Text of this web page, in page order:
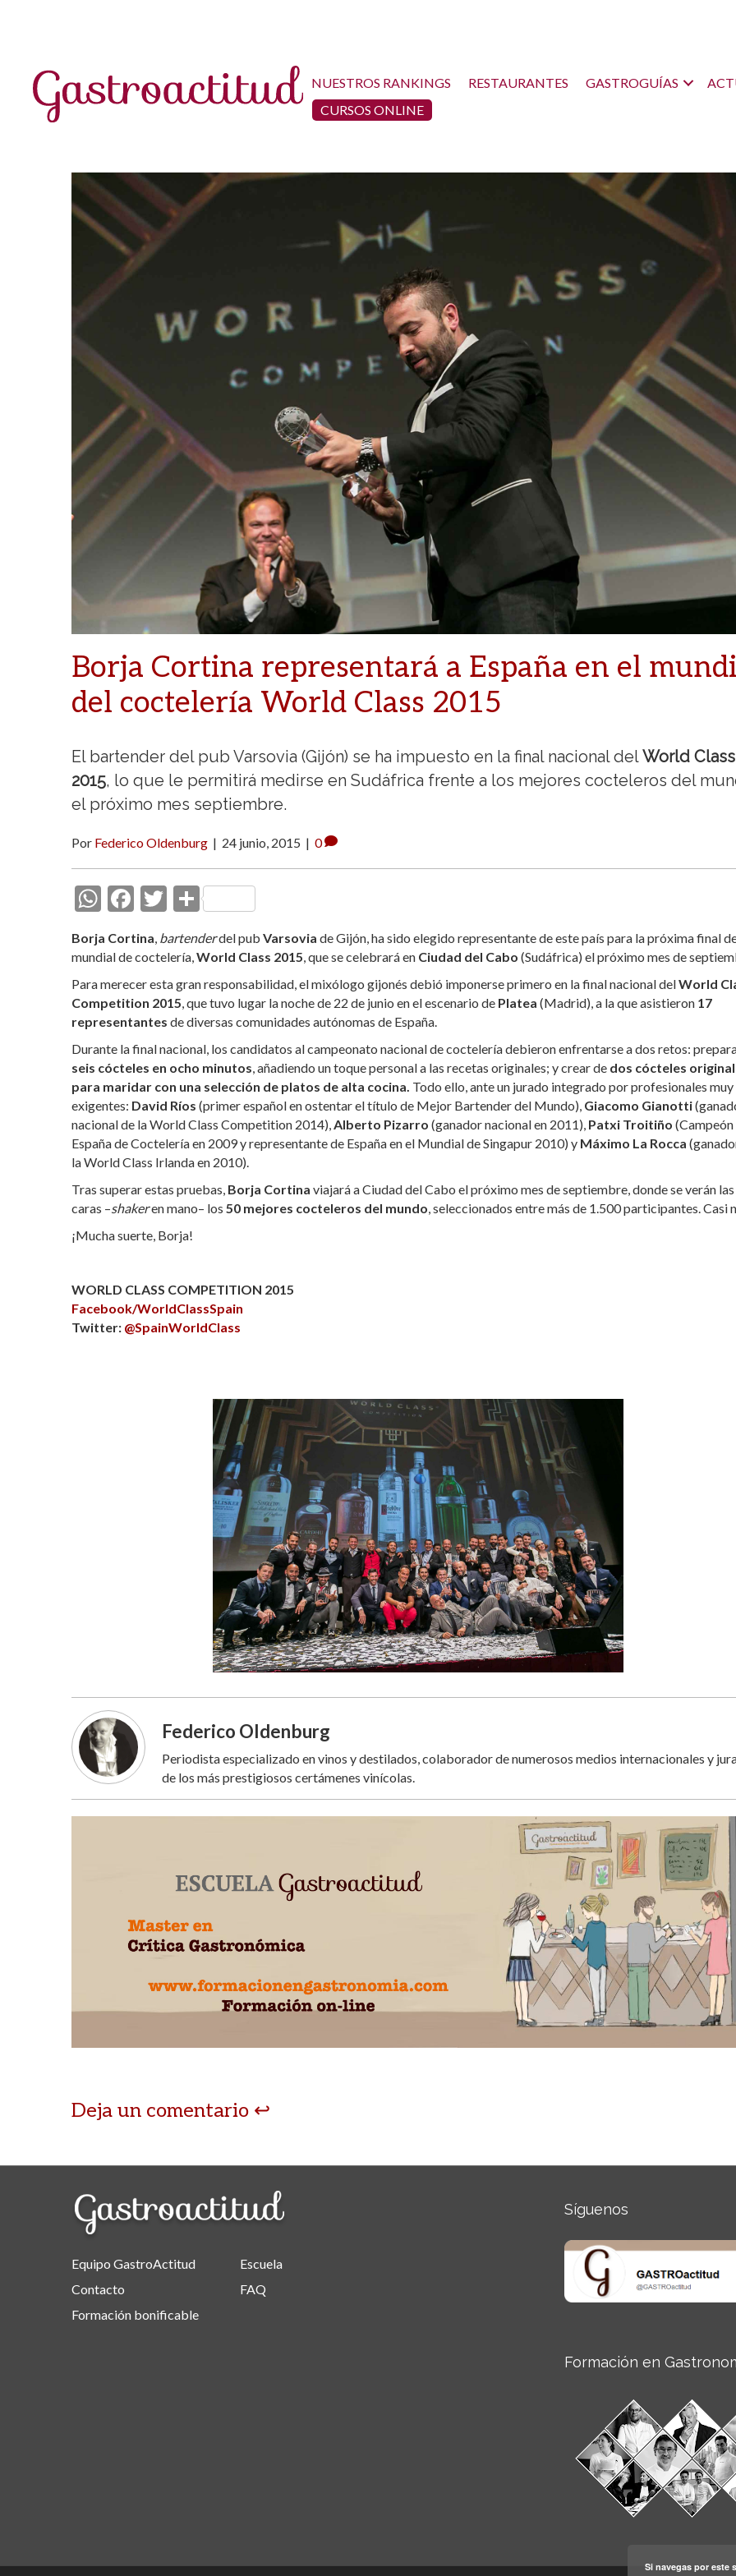
NUESTROS RANKINGS RESTAURANTES GASTROGUÍAS
CURSOS ONLINE
Borja Cortina representará a España en el
del coctelería World Class 2015
El bartender del pub Varsovia (Gijón) se ha impuesto en la final nacional delWorld Class
2015, lo que le permitirá medirse en Sudáfrica frente a los mejores cocteleros del
el próximo mes septiembre.
Por Federico Oldenburg | 24 junio, 2015 | 0
W
at
s
A
p
p
F
e
b
o
o
k
T
itt
er
C
o
m
p
ar
ti
r
Borja Cortina, bartenderdel pub Varsovia de Gijón, ha sido elegido representante de este país para la próxima final
mundial de coctelería,World Class 2015, que se celebrará en Ciudad del Cabo (Sudáfrica) el próximo mes de
Para merecer esta gran responsabilidad, el mixólogo gijonés debió imponerse primero en la final nacional delWorld
Competition 2015, que tuvo lugar la noche de 22 de junio en el escenario de Platea (Madrid), a la que asistieron 17
representantes de diversas comunidades autónomas de España.
Durante la final nacional, los candidatos al campeonato nacional de coctelería debieron enfrentarse a dos retos:
seis cócteles en ocho minutos, añadiendo un toque personal a las recetas originales; y crear de dos cócteles
para maridar con una selección de platos de alta cocina. Todo ello, ante un jurado integrado por profesionales muy
exigentes: David Ríos (primer español en ostentar el título de Mejor Bartender del Mundo), Giacomo Gianotti
nacional de la World Class Competition 2014),Alberto Pizarro (ganador nacional en 2011), Patxi Troitiño (Campeón
España de Coctelería en 2009 y representante de España en el Mundial de Singapur 2010) y Máximo La Rocca
la World Class Irlanda en 2010).
Tras superar estas pruebas, Borja Cortina viajará a Ciudad del Cabo el próximo mes de septiembre, donde se verán las
caras –shakeren mano– los 50 mejores cocteleros del mundo, seleccionados entre más de 1.500 participantes. Casi
¡Mucha suerte, Borja!
WORLD CLASS COMPETITION 2015
Facebook/WorldClassSpain
Twitter: @SpainWorldClass
Federico Oldenburg
Periodista especializado en vinos y destilados, colaborador de numerosos medios internacionales y
de los más prestigiosos certámenes vinícolas.
Deja un comentario
Equipo GastroActitud
Contacto
Formación bonificable
Escuela
FAQ
Síguenos
Formación en
Si navegas por este